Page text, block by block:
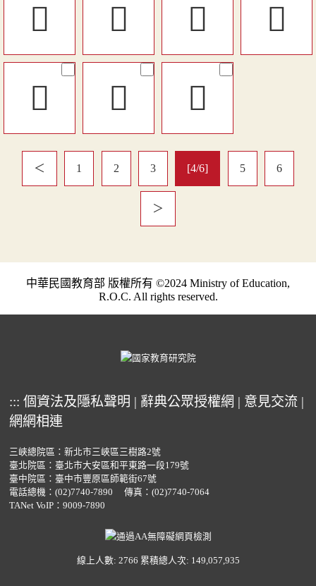
󰓊 󰓘 󰓍 󰓒
𠎂 󰑦 󱻙
＜ 1 2 3 [4/6] 5 6
＞
中華民國教育部 版權所有 ©2024 Ministry of Education,
R.O.C. All rights reserved.
::: 個資法及隱私聲明 | 辭典公眾授權網 | 意見交流 |
網網相連
三峽總院區：新北市三峽區三樹路2號
臺北院區：臺北市大安區和平東路一段179號
臺中院區：臺中市豐原區師範街67號
電話總機： (02)7740-7890
傳真：(02)7740-7064
TANet VoIP：9009-7890
線上人數: 2766 累積總人次: 149,057,935